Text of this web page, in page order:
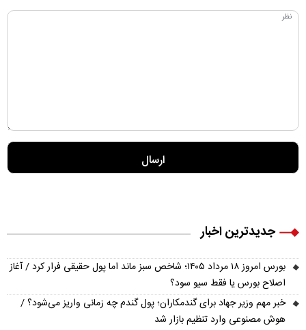
جدیدترین اخبار
بورس امروز ۱۸ مرداد ۱۴۰۵؛ شاخص سبز ماند اما پول حقیقی فرار کرد / آغاز
اصلاح بورس یا فقط سیو سود؟
خبر مهم وزیر جهاد برای گندمکاران؛ پول گندم چه زمانی واریز می‌شود؟ /
هوش مصنوعی وارد تنظیم بازار شد